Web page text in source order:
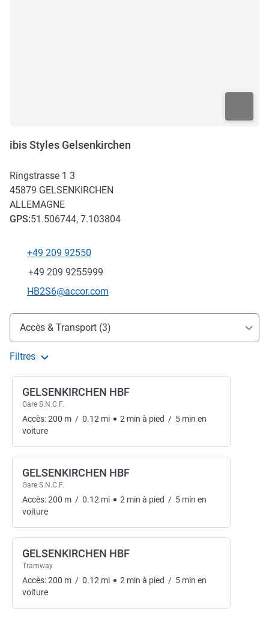
ibis Styles Gelsenkirchen
Ringstrasse 1 3
45879 GELSENKIRCHEN
ALLEMAGNE
GPS:51.506744, 7.103804
Téléphone
+49 209 92550
Fax
+49 209 9255999
Email de contact
HB2S6@accor.com
Accès et transports
Accès & Transport (3)
Filtres
GELSENKIRCHEN HBF
Gare S.N.C.F.
Accès:200 m / 0.12 mi 2 min à pied / 5 min en
voiture
GELSENKIRCHEN HBF
Gare S.N.C.F.
Accès:200 m / 0.12 mi 2 min à pied / 5 min en
voiture
GELSENKIRCHEN HBF
Tramway
Accès:200 m / 0.12 mi 2 min à pied / 5 min en
voiture